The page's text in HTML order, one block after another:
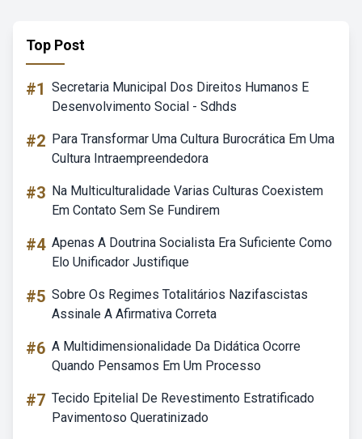
Top Post
#1 Secretaria Municipal Dos Direitos Humanos E
Desenvolvimento Social - Sdhds
#2 Para Transformar Uma Cultura Burocrática Em Uma
Cultura Intraempreendedora
#3 Na Multiculturalidade Varias Culturas Coexistem
Em Contato Sem Se Fundirem
#4 Apenas A Doutrina Socialista Era Suficiente Como
Elo Unificador Justifique
#5 Sobre Os Regimes Totalitários Nazifascistas
Assinale A Afirmativa Correta
#6 A Multidimensionalidade Da Didática Ocorre
Quando Pensamos Em Um Processo
#7 Tecido Epitelial De Revestimento Estratificado
Pavimentoso Queratinizado